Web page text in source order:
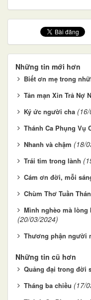
Những tin mới hơn
Biết ơn mẹ trong
Tản mạn Xin Trả Nợ
Ký ức người cha
Thánh Ca Phụng Vụ
Nhanh và chậm (18/
Trái tim trong lành
Cám ơn đời, mỗi
Chùm Thơ Tuần
Mình nghèo mà
(20/03/2024)
Thương phận người
Những tin cũ hơn
Quảng đại trong đời
Tháng ba chiều (17/